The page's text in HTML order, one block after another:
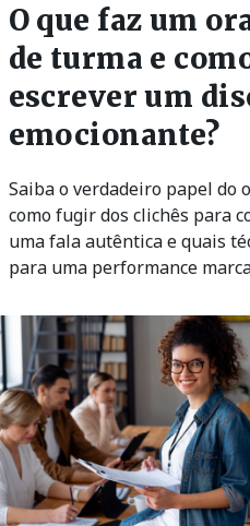
O que faz um
de turma e
escrever um
emocionante?
Saiba o verdadeiro papel do
como fugir dos clichês para
uma fala autêntica e quais
para uma performance